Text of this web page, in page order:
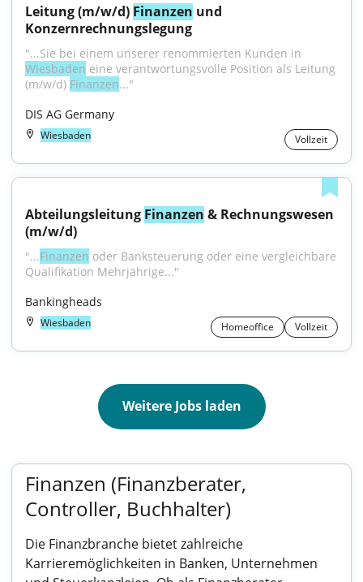
Leitung (m/w/d) Finanzen und
Konzernrechnungslegung
Wiesbaden eine verantwortungsvolle Position als Leitung
(m/w/d) Finanzen..."
DIS AG Germany
Wiesbaden Vollzeit
Abteilungsleitung Finanzen & Rechnungswesen
(m/w/d)
"...Finanzen oder Banksteuerung oder eine vergleichbare
Qualifikation Mehrjährige..."
Bankingheads
Wiesbaden Homeoffice Vollzeit
Weitere Jobs laden
Finanzen (Finanzberater,
Controller, Buchhalter)
Die Finanzbranche bietet zahlreiche
Karrieremöglichkeiten in Banken, Unternehmen